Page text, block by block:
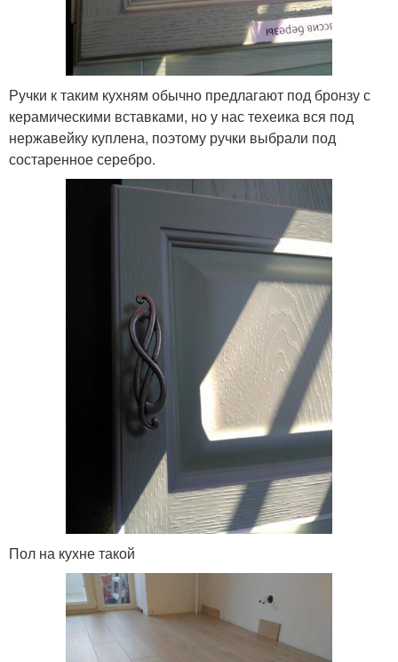
Ручки к таким кухням обычно предлагают под бронзу с
керамическими вставками, но у нас техеика вся под
нержавейку куплена, поэтому ручки выбрали под
состаренное серебро.
Пол на кухне такой